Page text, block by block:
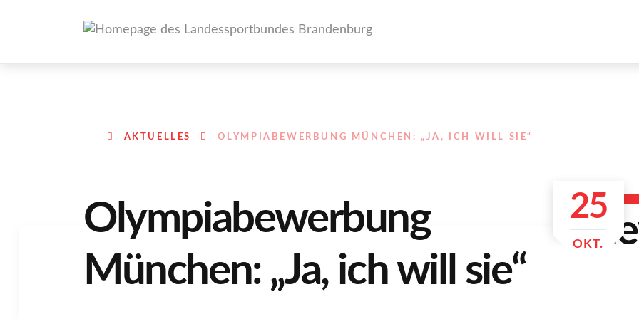
AKTUELLES OLYMPIABEWERBUNG MÜNCHEN: „JA, ICH WILL SIE“
25
OKT.
Olympiabewerbung
München: „Ja, ich will sie“